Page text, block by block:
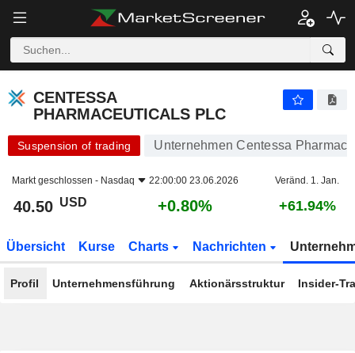
CENTESSA
PHARMACEUTICALS PLC
Suspension of trading Unternehmen Centessa
Markt geschlossen - Nasdaq 22:00:00 23.06.2026 Veränd. 1. Jan.
40.50 USD +0.80% +61.94%
Übersicht Kurse Charts Nachrichten
Profil Unternehmensführung Aktionärsstruktur Insider-